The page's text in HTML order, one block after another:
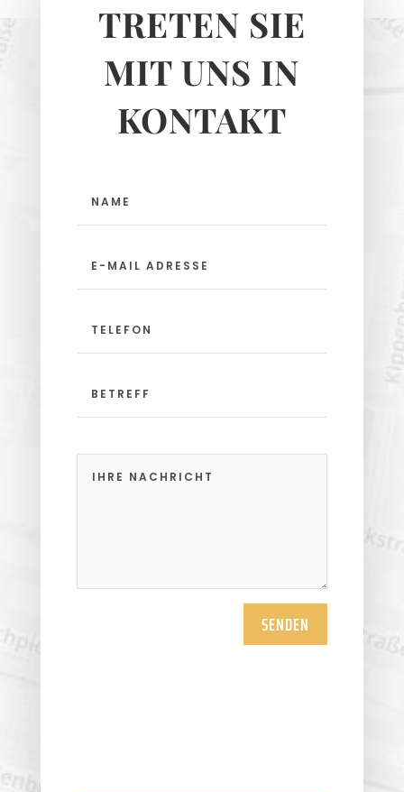
TRETEN SIE
MIT UNS IN
KONTAKT
SENDEN